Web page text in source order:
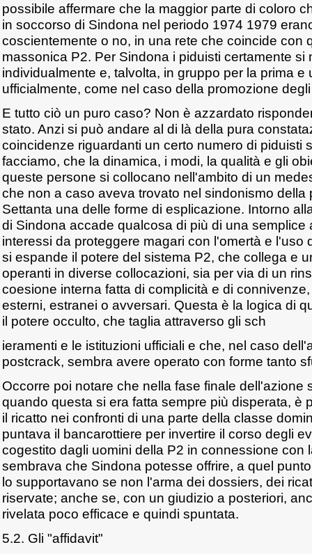
possibile affermare che la maggior parte di coloro
in soccorso di Sindona nel periodo 1974 1979
coscientemente o no, in una rete che coincide con
massonica P2. Per Sindona i piduisti certamente si
individualmente e, talvolta, in gruppo per la prima e
ufficialmente, come nel caso della promozione
E tutto ciò un puro caso? Non è azzardato
stato. Anzi si può andare al di là della pura
coincidenze riguardanti un certo numero di piduisti
facciamo, che la dinamica, i modi, la qualità e gli
queste persone si collocano nell'ambito di un
che non a caso aveva trovato nel sindonismo della
Settanta una delle forme di esplicazione. Intorno
di Sindona accade qualcosa di più di una semplice
interessi da proteggere magari con l'omertà e l'uso
si espande il potere del sistema P2, che collega e
operanti in diverse collocazioni, sia per via di un
coesione interna fatta di complicità e di
esterni, estranei o avversari. Questa è la logica di
il potere occulto, che taglia attraverso gli sch
ieramenti e le istituzioni ufficiali e che, nel caso
postcrack, sembra avere operato con forme tanto
Occorre poi notare che nella fase finale dell'azione
quando questa si era fatta sempre più disperata, è
il ricatto nei confronti di una parte della classe
puntava il bancarottiere per invertire il corso degli
cogestito dagli uomini della P2 in connessione con
sembrava che Sindona potesse offrire, a quel
lo supportavano se non l'arma dei dossiers, dei
riservate; anche se, con un giudizio a posteriori,
rivelata poco efficace e quindi spuntata.
5.2. Gli "affidavit"